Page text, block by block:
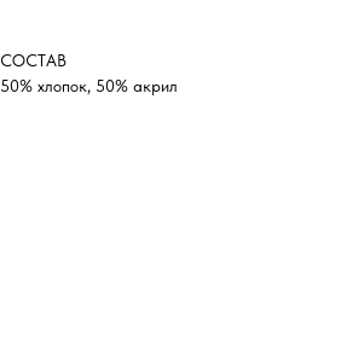
СОСТАВ
50% хлопок, 50% акрил